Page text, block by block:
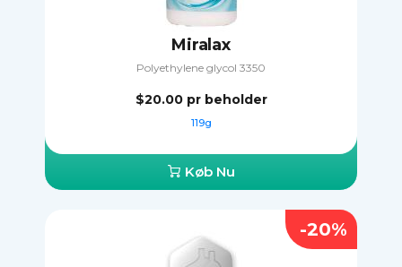
Miralax
Polyethylene glycol 3350
$20.00 pr beholder
119g
Køb Nu
-20%